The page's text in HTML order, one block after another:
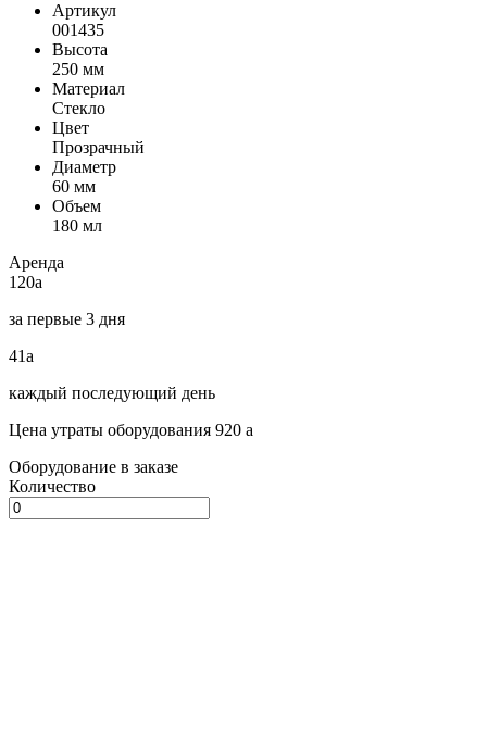
Артикул
001435
Высота
250 мм
Материал
Стекло
Цвет
Прозрачный
Диаметр
60 мм
Объем
180 мл
Аренда
120a
за первые 3 дня
41a
каждый последующий день
Цена утраты оборудования 920 a
Оборудование в заказе
Количество